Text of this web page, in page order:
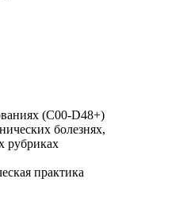
(C00-D48+)
болезнях,
рубриках
практика